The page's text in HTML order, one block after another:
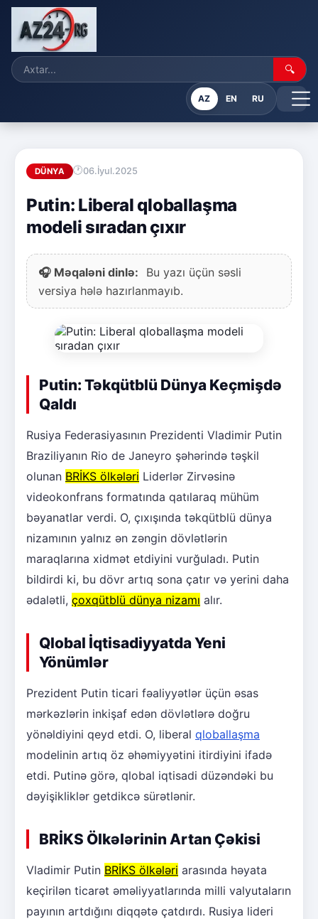
🔍
AZ EN RU
DÜNYA 06.İyul.2025
Putin: Liberal qloballaşma
modeli sıradan çıxır
🎧 Məqaləni dinlə:
Bu yazı üçün səsli
versiya hələ hazırlanmayıb.
Putin: Təkqütblü Dünya Keçmişdə
Qaldı
Rusiya Federasiyasının Prezidenti Vladimir Putin
Braziliyanın Rio de Janeyro şəhərində təşkil
olunan BRİKS ölkələri Liderlər Zirvəsinə
videokonfrans formatında qatılaraq mühüm
bəyanatlar verdi. O, çıxışında təkqütblü dünya
nizamının yalnız ən zəngin dövlətlərin
maraqlarına xidmət etdiyini vurğuladı. Putin
bildirdi ki, bu dövr artıq sona çatır və yerini daha
ədalətli, çoxqütblü dünya nizamı alır.
Qlobal İqtisadiyyatda Yeni
Yönümlər
Prezident Putin ticari fəaliyyətlər üçün əsas
mərkəzlərin inkişaf edən dövlətlərə doğru
yönəldiyini qeyd etdi. O, liberal qloballaşma
modelinin artıq öz əhəmiyyətini itirdiyini ifadə
etdi. Putinə görə, qlobal iqtisadi düzəndəki bu
dəyişikliklər getdikcə sürətlənir.
BRİKS Ölkələrinin Artan Çəkisi
Vladimir Putin BRİKS ölkələri arasında həyata
keçirilən ticarət əməliyyatlarında milli valyutaların
payının artdığını diqqətə çatdırdı. Rusiya lideri